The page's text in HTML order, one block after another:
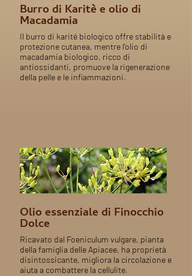
Burro di Karitè e olio di
Macadamia
Il burro di karité biologico offre stabilità e
protezione cutanea, mentre l'olio di
macadamia biologico, ricco di
antiossidanti, promuove la rigenerazione
della pelle e le infiammazioni.
Olio essenziale di Finocchio
Dolce
Ricavato dal Foeniculum vulgare, pianta
della famiglia delle Apiacee, ha proprietà
disintossicante, migliora la circolazione e
aiuta a combattere la cellulite.